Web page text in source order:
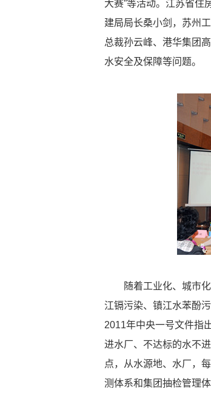
大赛”等活动。江苏省住
建局局长桑小剑，苏州
总裁孙云峰、港华集团
水安全及保障等问题。
随着工业化、城市
江镉污染、镇江水苯酚
2011年中央一号文件指
进水厂、不达标的水不
点，从水源地、水厂，
测体系和集团抽检管理体